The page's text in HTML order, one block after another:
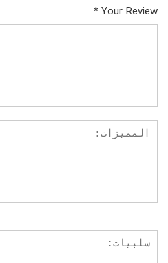
Your Review
*